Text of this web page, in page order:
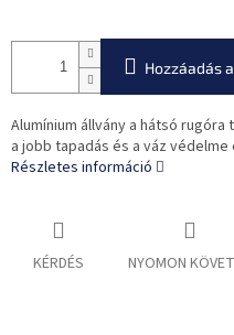
Hozzáadás
Alumínium állvány a hátsó
a jobb tapadás és a váz
Részletes információ
KÉRDÉS NYOMON